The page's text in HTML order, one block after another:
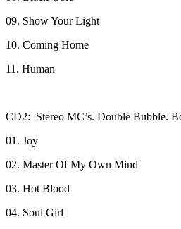
09. Show Your Light
10. Coming Home
11. Human
CD2: Stereo MC’s. Double Bubble.
01. Joy
02. Master Of My Own Mind
03. Hot Blood
04. Soul Girl